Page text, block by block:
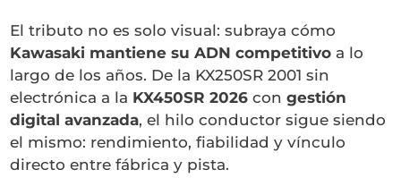
El tributo no es solo visual: subraya cómo
Kawasaki mantiene su ADN competitivo a lo
largo de los años. De la KX250SR 2001 sin
electrónica a la KX450SR 2026 congestión
digital avanzada, el hilo conductor sigue siendo
el mismo: rendimiento, fiabilidad y vínculo
directo entre fábrica y pista.